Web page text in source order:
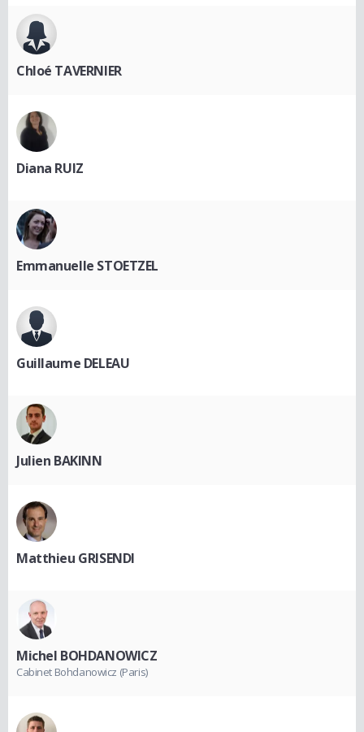
Chloé TAVERNIER
Diana RUIZ
Emmanuelle STOETZEL
Guillaume DELEAU
Julien BAKINN
Matthieu GRISENDI
Michel BOHDANOWICZ
Cabinet Bohdanowicz (Paris)